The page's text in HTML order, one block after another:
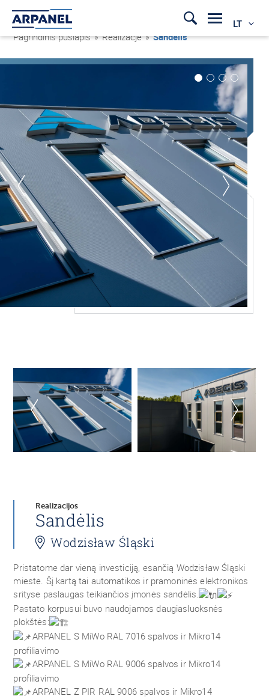
LT
Pagrindinis puslapis » Realizacje »Sandėlis
Realizacijos
Sandėlis
Wodzisław Śląski
Pristatome dar vieną investiciją, esančią Wodzisław Śląski
mieste. Šį kartą tai automatikos ir pramoninės elektronikos
srityse paslaugas teikiančios įmonės sandėlis.
Pastato korpusui buvo naudojamos daugiasluoksnės
plokštės:
ARPANEL S MiWo RAL 7016 spalvos ir Mikro14
profiliavimo
ARPANEL S MiWo RAL 9006 spalvos ir Mikro14
profiliavimo
ARPANEL Z PIR RAL 9006 spalvos ir Mikro14